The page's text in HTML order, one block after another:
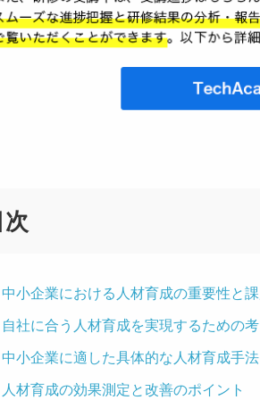
次
中小企業における人材育成の重要性と
自社に合う人材育成を実現するための
中小企業に適した具体的な人材育成手法
人材育成の効果測定と改善のポイント